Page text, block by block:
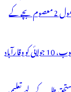
پو کسو کیس کے ملزم راجکمار کے ہاتھوں 6 افراد بشمول 2 معصوم بچے کے
اپولو فارمیسی میں ملازمتوں کے لیے درخواستیں مطلوب، 10 جولائی کو وقارآباد